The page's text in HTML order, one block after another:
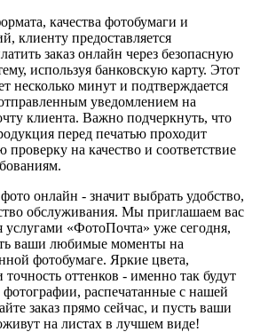
качества фотобумаги и
клиенту предоставляется
заказ онлайн через безопасную
используя банковскую карту. Этот
несколько минут и подтверждается
уведомлением на
клиента. Важно подчеркнуть, что
перед печатью проходит
проверку на качество и соответствие
фото онлайн - значит выбрать удобство,
обслуживания. Мы приглашаем вас
услугами «ФотоПочта» уже сегодня,
ваши любимые моменты на
фотобумаге. Яркие цвета,
оттенков - именно так будут
распечатанные с нашей
заказ прямо сейчас, и пусть ваши
на листах в лучшем виде!